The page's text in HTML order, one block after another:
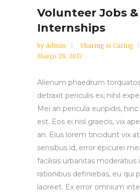
Volunteer Jobs &
Internships
by Admin
Sharing is Caring
Março 28, 2017
Alienum phaedrum
detraxit periculis ex, nihil
Mei an pericula euripidis,
est. Eos ei nisl graecis, vix
an. Eius lorem tincidunt vix
sensibus id, error epicurei
facilisis urbanitas moderatius
rationibus definiebas, eu qui
laoreet. Ex error omnium